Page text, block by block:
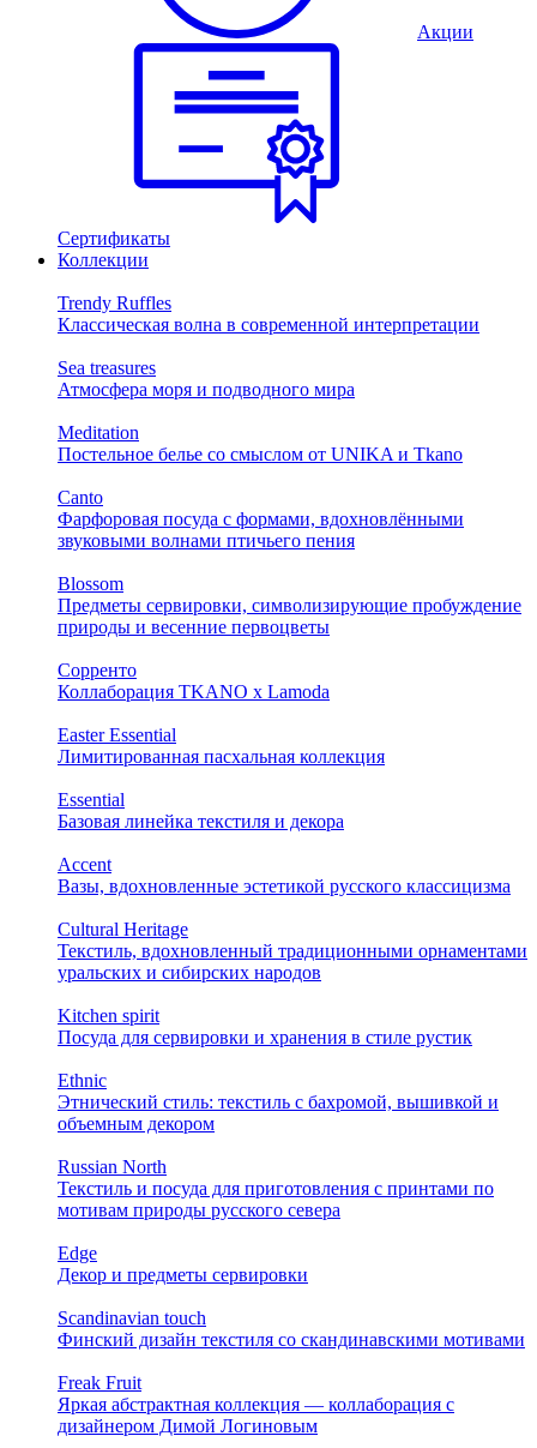
Акции
Сертификаты
Коллекции
Trendy Ruffles
Классическая волна в современной интерпретации
Sea treasures
Атмосфера моря и подводного мира
Meditation
Постельное белье со смыслом от UNIKA и Tkano
Canto
Фарфоровая посуда с формами, вдохновлёнными
звуковыми волнами птичьего пения
Blossom
Предметы сервировки, символизирующие пробуждение
природы и весенние первоцветы
Сорренто
Коллаборация TKANO х Lamoda
Easter Essential
Лимитированная пасхальная коллекция
Essential
Базовая линейка текстиля и декора
Accent
Вазы, вдохновленные эстетикой русского классицизма
Cultural Heritage
Текстиль, вдохновленный традиционными орнаментами
уральских и сибирских народов
Kitchen spirit
Посуда для сервировки и хранения в стиле рустик
Ethnic
Этнический стиль: текстиль с бахромой, вышивкой и
объемным декором
Russian North
Текстиль и посуда для приготовления с принтами по
мотивам природы русского севера
Edge
Декор и предметы сервировки
Scandinavian touch
Финский дизайн текстиля со скандинавскими мотивами
Freak Fruit
Яркая абстрактная коллекция — коллаборация с
дизайнером Димой Логиновым